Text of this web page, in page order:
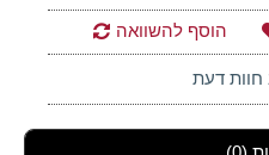
הוסף להשוואה
חוות דעת